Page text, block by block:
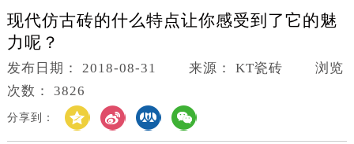
现代仿古砖的什么特点让你感受到了它的魅
力呢？
发布日期： 2018-08-31 来源： KT瓷砖 浏览
次数： 3826
分享到：